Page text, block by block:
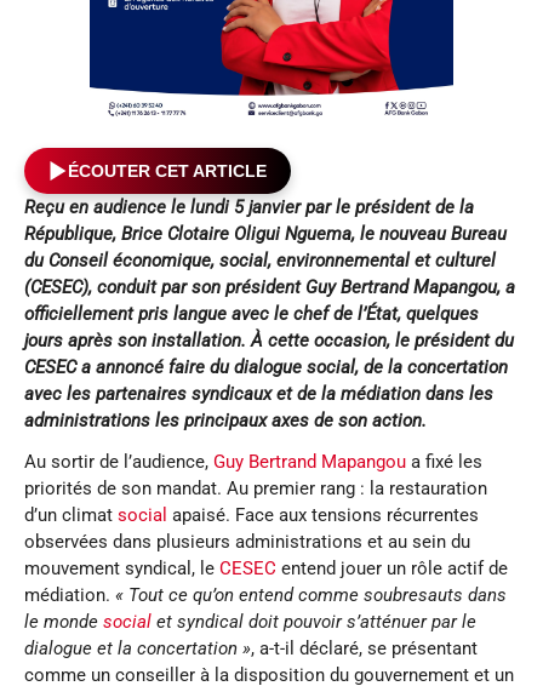
ÉCOUTER CET ARTICLE
Reçu en audience le lundi 5 janvier par le président de la
République, Brice Clotaire Oligui Nguema, le nouveau Bureau
du Conseil économique, social, environnemental et culturel
(CESEC), conduit par son président Guy Bertrand Mapangou, a
officiellement pris langue avec le chef de l’État, quelques
jours après son installation. À cette occasion, le président du
CESEC a annoncé faire du dialogue social, de la concertation
avec les partenaires syndicaux et de la médiation dans les
administrations les principaux axes de son action.
Au sortir de l’audience, Guy Bertrand Mapangou a fixé les
priorités de son mandat. Au premier rang : la restauration
d’un climat social apaisé. Face aux tensions récurrentes
observées dans plusieurs administrations et au sein du
mouvement syndical, le CESEC entend jouer un rôle actif de
médiation. « Tout ce qu’on entend comme soubresauts dans
le monde social et syndical doit pouvoir s’atténuer par le
dialogue et la concertation », a-t-il déclaré, se présentant
comme un conseiller à la disposition du gouvernement et un